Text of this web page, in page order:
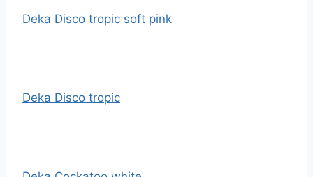
Deka Disco tropic soft pink
Deka Disco tropic